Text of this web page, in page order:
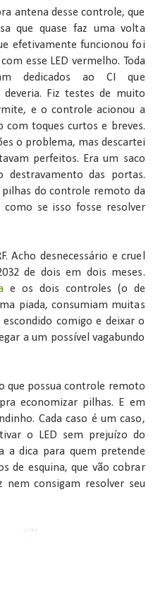
antena desse controle, que
que quase faz uma volta
efetivamente funcionou foi
esse LED vermelho. Toda
dedicados ao CI que
Fiz testes de muito
e o controle acionou a
com toques curtos e breves.
o problema, mas descartei
perfeitos. Era um saco
das portas.
do controle remoto da
se isso fosse resolver
Acho desnecessário e cruel
de dois em dois meses.
e os dois controles (o de
piada, consumiam muitas
comigo e deixar o
a um possível vagabundo
que possua controle remoto
economizar pilhas. E em
Cada caso é um caso,
o LED sem prejuízo do
a dica para quem pretende
de esquina, que vão cobrar
consigam resolver seu